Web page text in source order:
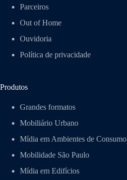
Parceiros
Out of Home
Ouvidoria
Política de privacidade
Produtos
Grandes formatos
Mobiliário Urbano
Mídia em Ambientes de Consumo
Mobilidade São Paulo
Mídia em Edifícios